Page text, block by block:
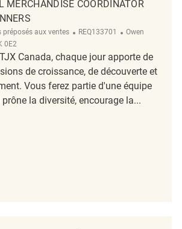
MERCHANDISE COORDINATOR
préposés aux ventes REQ133701
Owen
0E2
Canada, chaque jour apporte de
de croissance, de découverte et
Vous ferez partie d'une équipe
la diversité, encourage la...
Coordinator Full Time Winners REQ133701